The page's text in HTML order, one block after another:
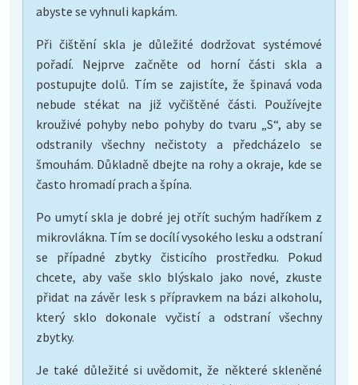
abyste se vyhnuli kapkám.
Při čištění skla je důležité dodržovat systémové
pořadí. Nejprve začněte od horní části skla a
postupujte dolů. Tím se zajistíte, že špinavá voda
nebude stékat na již vyčištěné části. Používejte
krouživé pohyby nebo pohyby do tvaru „S“, aby se
odstranily všechny nečistoty a předcházelo se
šmouhám. Důkladně dbejte na rohy a okraje, kde se
často hromadí prach a špína.
Po umytí skla je dobré jej otřít suchým hadříkem z
mikrovlákna. Tím se docílí vysokého lesku a odstraní
se případné zbytky čisticího prostředku. Pokud
chcete, aby vaše sklo blýskalo jako nové, zkuste
přidat na závěr lesk s přípravkem na bázi alkoholu,
který sklo dokonale vyčistí a odstraní všechny
zbytky.
Je také důležité si uvědomit, že některé skleněné